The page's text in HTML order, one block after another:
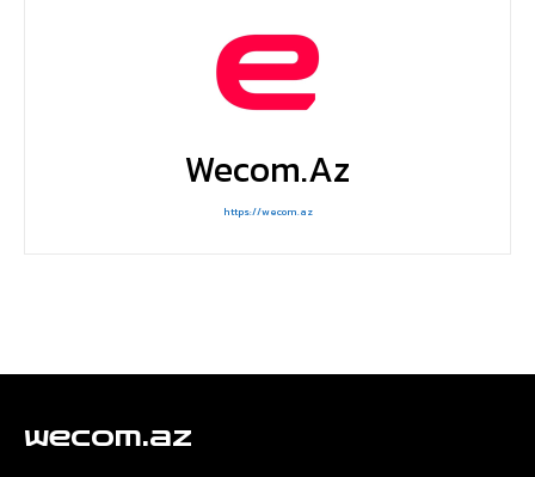
Wecom.az
https://wecom.az
wecom.az